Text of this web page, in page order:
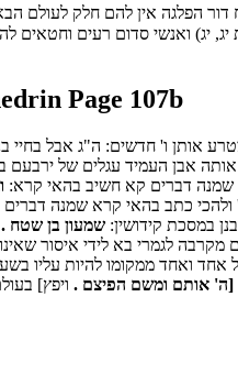
דור הפלגה אין להם חלק
ואנשי סדום רעים וחטאים
Page 107b
ו' חדשים: ה"ג אבל בחיי בנך
אבן העמיד עגלים של ירבעם
שמנה דברים קא חשיב בהאי קרא:
כתב בהאי קרא שמנה
במסכת קידושין: שמעון בן שטח .
לגמרי בא לידי איסור
אחד ואחד ממקומו להיות עליו
[ה' אותם ומשם הפיצם . ויפץ]